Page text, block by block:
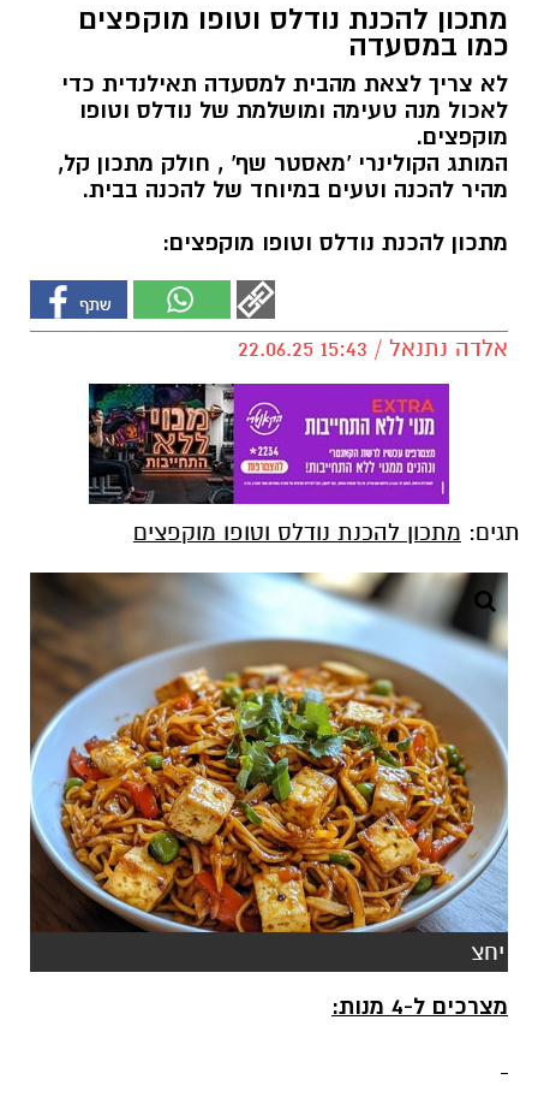
מתכון להכנת נודלס וטופו מוקפצים
כמו במסעדה
לא צריך לצאת מהבית למסעדה תאילנדית כדי
לאכול מנה טעימה ומושלמת של נודלס וטופו
מוקפצים.
המותג הקולינרי 'מאסטר שף' , חולק מתכון קל,
מהיר להכנה וטעים במיוחד של להכנה בבית.
מתכון להכנת נודלס וטופו מוקפצים:
אלדה נתנאל / 15:43 22.06.25
תגים: מתכון להכנת נודלס וטופו מוקפצים
יחצ
מצרכים ל-4 מנות: